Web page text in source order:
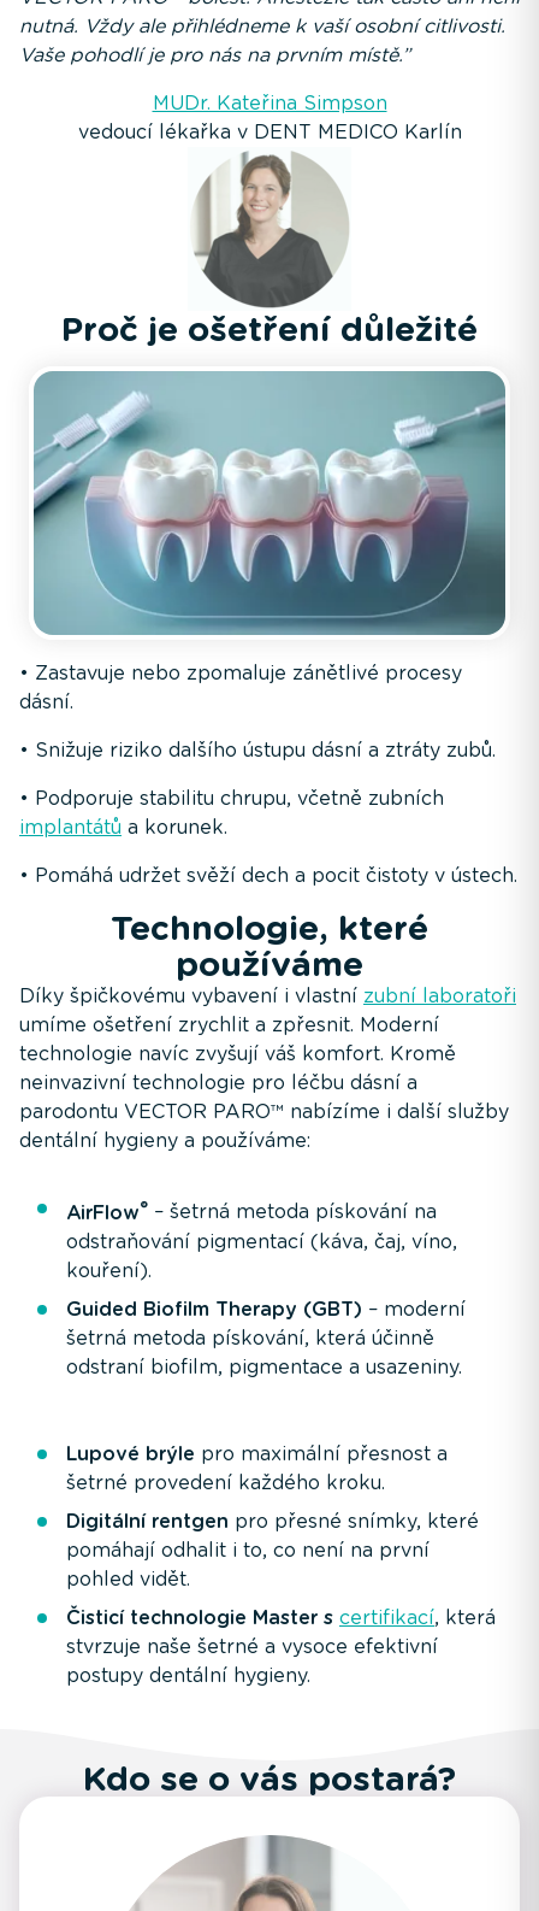
nutná. Vždy ale přihlédneme k vaší osobní citlivosti.
Vaše pohodlí je pro nás na prvním místě.”
MUDr. Kateřina Simpson
vedoucí lékařka v DENT MEDICO Karlín
Proč je ošetření důležité
• Zastavuje nebo zpomaluje zánětlivé procesy
dásní.
• Snižuje riziko dalšího ústupu dásní a ztráty zubů.
• Podporuje stabilitu chrupu, včetně zubních
implantátů a korunek.
• Pomáhá udržet svěží dech a pocit čistoty v ústech.
Technologie, které
používáme
Díky špičkovému vybavení i vlastní zubní laboratoři
umíme ošetření zrychlit a zpřesnit. Moderní
technologie navíc zvyšují váš komfort. Kromě
neinvazivní technologie pro léčbu dásní a
parodontu VECTOR PARO™ nabízíme i další služby
dentální hygieny a používáme:
AirFlow® – šetrná metoda pískování na
odstraňování pigmentací (káva, čaj, víno,
kouření).
Guided Biofilm Therapy (GBT) – moderní
šetrná metoda pískování, která účinně
odstraní biofilm, pigmentace a usazeniny.
Lupové brýle pro maximální přesnost a
šetrné provedení každého kroku.
Digitální rentgen pro přesné snímky, které
pomáhají odhalit i to, co není na první
pohled vidět.
Čisticí technologie Master s certifikací, která
stvrzuje naše šetrné a vysoce efektivní
postupy dentální hygieny.
Kdo se o vás postará?